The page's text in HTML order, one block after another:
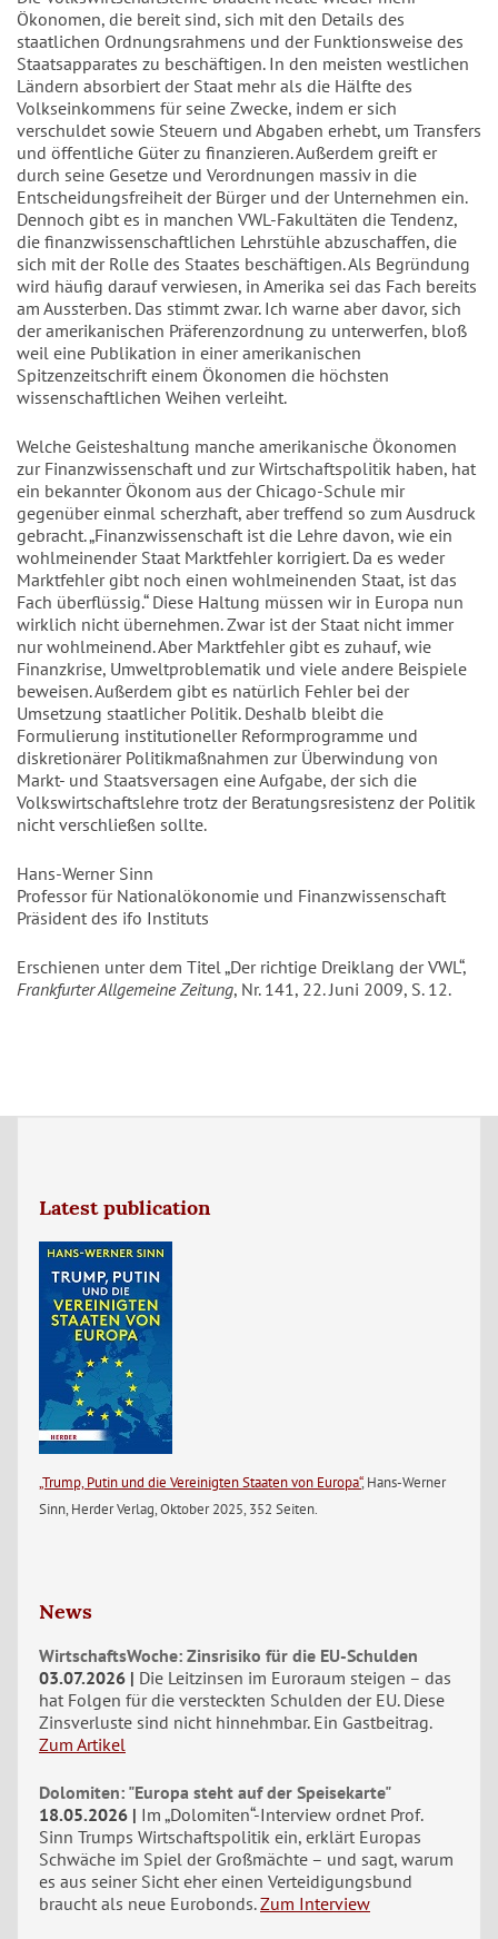
Ökonomen, die bereit sind, sich mit den Details des
staatlichen Ordnungsrahmens und der Funktionsweise des
Staatsapparates zu beschäftigen. In den meisten westlichen
Ländern absorbiert der Staat mehr als die Hälfte des
Volkseinkommens für seine Zwecke, indem er sich
verschuldet sowie Steuern und Abgaben erhebt, um Transfers
und öffentliche Güter zu finanzieren. Außerdem greift er
durch seine Gesetze und Verordnungen massiv in die
Entscheidungsfreiheit der Bürger und der Unternehmen ein.
Dennoch gibt es in manchen VWL-Fakultäten die Tendenz,
die finanzwissenschaftlichen Lehrstühle abzuschaffen, die
sich mit der Rolle des Staates beschäftigen. Als Begründung
wird häufig darauf verwiesen, in Amerika sei das Fach bereits
am Aussterben. Das stimmt zwar. Ich warne aber davor, sich
der amerikanischen Präferenzordnung zu unterwerfen, bloß
weil eine Publikation in einer amerikanischen
Spitzenzeitschrift einem Ökonomen die höchsten
wissenschaftlichen Weihen verleiht.
Welche Geisteshaltung manche amerikanische Ökonomen
zur Finanzwissenschaft und zur Wirtschaftspolitik haben, hat
ein bekannter Ökonom aus der Chicago-Schule mir
gegenüber einmal scherzhaft, aber treffend so zum Ausdruck
gebracht. „Finanzwissenschaft ist die Lehre davon, wie ein
wohlmeinender Staat Marktfehler korrigiert. Da es weder
Marktfehler gibt noch einen wohlmeinenden Staat, ist das
Fach überflüssig.“ Diese Haltung müssen wir in Europa nun
wirklich nicht übernehmen. Zwar ist der Staat nicht immer
nur wohlmeinend. Aber Marktfehler gibt es zuhauf, wie
Finanzkrise, Umweltproblematik und viele andere Beispiele
beweisen. Außerdem gibt es natürlich Fehler bei der
Umsetzung staatlicher Politik. Deshalb bleibt die
Formulierung institutioneller Reformprogramme und
diskretionärer Politikmaßnahmen zur Überwindung von
Markt- und Staatsversagen eine Aufgabe, der sich die
Volkswirtschaftslehre trotz der Beratungsresistenz der Politik
nicht verschließen sollte.
Hans-Werner Sinn
Professor für Nationalökonomie und Finanzwissenschaft
Präsident des ifo Instituts
Erschienen unter dem Titel „Der richtige Dreiklang der VWL“,
Frankfurter Allgemeine Zeitung, Nr. 141, 22. Juni 2009, S. 12.
Latest publication
„Trump, Putin und die Vereinigten Staaten von Europa“, Hans-Werner
Sinn, Herder Verlag, Oktober 2025, 352 Seiten.
News
WirtschaftsWoche: Zinsrisiko für die EU-Schulden
03.07.2026
Die Leitzinsen im Euroraum steigen – das
hat Folgen für die versteckten Schulden der EU. Diese
Zinsverluste sind nicht hinnehmbar. Ein Gastbeitrag.
Zum Artikel
Dolomiten: "Europa steht auf der Speisekarte"
18.05.2026
Im „Dolomiten“-Interview ordnet Prof.
Sinn Trumps Wirtschaftspolitik ein, erklärt Europas
Schwäche im Spiel der Großmächte – und sagt, warum
es aus seiner Sicht eher einen Verteidigungsbund
braucht als neue Eurobonds. Zum Interview